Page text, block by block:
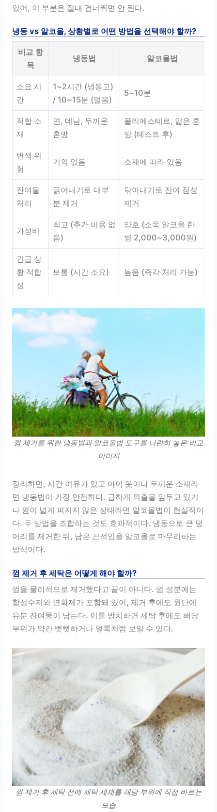
있어, 이 부분은 절대 건너뛰면 안 된다.
냉동 vs 알코올, 상황별로 어떤 방법을 선택해야 할까?
비교 항
목
냉동법 알코올법
소요 시
간
1~2시간 (냉동고)
/ 10~15분 (얼음)
5~10분
적합 소
재
면, 데님, 두꺼운
혼방
폴리에스테르, 얇은 혼
방 (테스트 후)
변색 위
험
거의 없음 소재에 따라 있음
잔여물
처리
긁어내기로 대부
분 제거
닦아내기로 잔여 점성
제거
가성비
최고 (추가 비용 없
음)
양호 (소독 알코올 한
병 2,000~3,000원)
긴급 상
황 적합
성
보통 (시간 소요) 높음 (즉각 처리 가능)
껌 제거를 위한 냉동법과 알코올법 도구를 나란히 놓은 비교
이미지
정리하면, 시간 여유가 있고 아이 옷이나 두꺼운 소재라
면 냉동법이 가장 안전하다. 급하게 외출을 앞두고 있거
나 껌이 넓게 퍼지지 않은 상태라면 알코올법이 현실적이
다. 두 방법을 조합하는 것도 효과적이다. 냉동으로 큰 덩
어리를 제거한 뒤, 남은 끈적임을 알코올로 마무리하는
방식이다.
껌 제거 후 세탁은 어떻게 해야 할까?
껌을 물리적으로 제거했다고 끝이 아니다. 껌 성분에는
합성수지와 연화제가 포함돼 있어, 제거 후에도 원단에
유분 잔여물이 남는다. 이를 방치하면 세탁 후에도 해당
부위가 약간 뻣뻣하거나 얼룩처럼 보일 수 있다.
껌 제거 후 세탁 전에 세탁 세제를 해당 부위에 직접 바르는
모습